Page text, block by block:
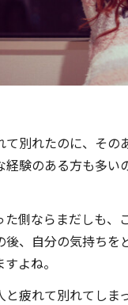
て別れたのに、その
験のある方も多い
た側ならまだしも、
後、自分の気持ちを
よね。
と疲れて別れてしま